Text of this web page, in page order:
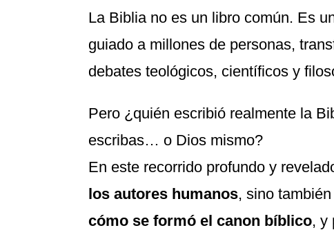
La Biblia no es un libro común. Es
guiado a millones de personas,
debates teológicos, científicos y
Pero ¿quién escribió realmente la
escribas… o Dios mismo?
En este recorrido profundo y
los autores humanos, sino también
cómo se formó el canon bíblico, y